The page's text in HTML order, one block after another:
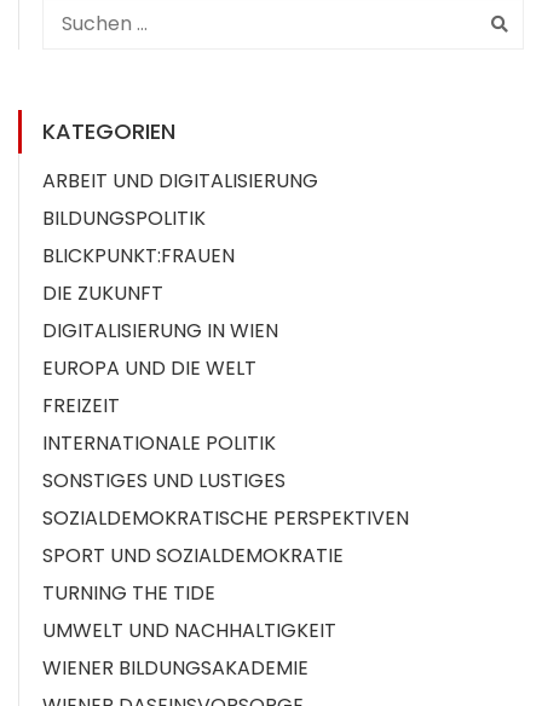
KATEGORIEN
ARBEIT UND DIGITALISIERUNG
BILDUNGSPOLITIK
BLICKPUNKT:FRAUEN
DIE ZUKUNFT
DIGITALISIERUNG IN WIEN
EUROPA UND DIE WELT
FREIZEIT
INTERNATIONALE POLITIK
SONSTIGES UND LUSTIGES
SOZIALDEMOKRATISCHE PERSPEKTIVEN
SPORT UND SOZIALDEMOKRATIE
TURNING THE TIDE
UMWELT UND NACHHALTIGKEIT
WIENER BILDUNGSAKADEMIE